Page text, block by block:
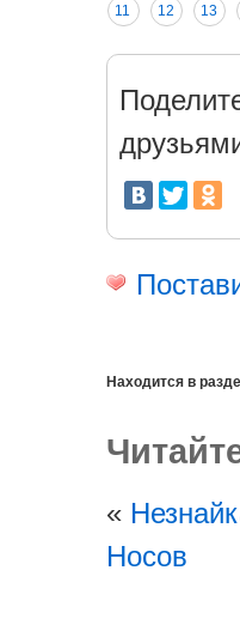
11 12 13
Находится в
«
Носов